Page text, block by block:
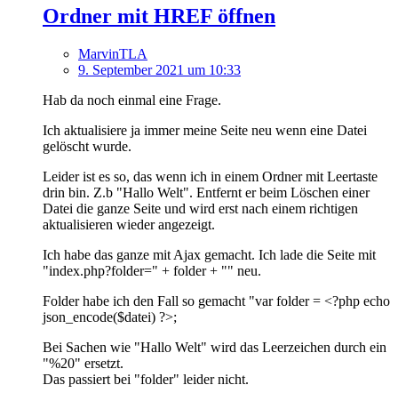
Ordner mit HREF öffnen
MarvinTLA
9. September 2021 um 10:33
Hab da noch einmal eine Frage.
Ich aktualisiere ja immer meine Seite neu wenn eine Datei
gelöscht wurde.
Leider ist es so, das wenn ich in einem Ordner mit Leertaste
drin bin. Z.b "Hallo Welt". Entfernt er beim Löschen einer
Datei die ganze Seite und wird erst nach einem richtigen
aktualisieren wieder angezeigt.
Ich habe das ganze mit Ajax gemacht. Ich lade die Seite mit
"index.php?folder=" + folder + "" neu.
Folder habe ich den Fall so gemacht "var folder = <?php echo
json_encode($datei) ?>;
Bei Sachen wie "Hallo Welt" wird das Leerzeichen durch ein
"%20" ersetzt.
Das passiert bei "folder" leider nicht.